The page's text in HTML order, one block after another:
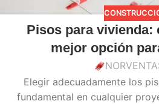
Pisos para vivienda:
mejor opción
Elegir adecuadamente los
fundamental en cualquier